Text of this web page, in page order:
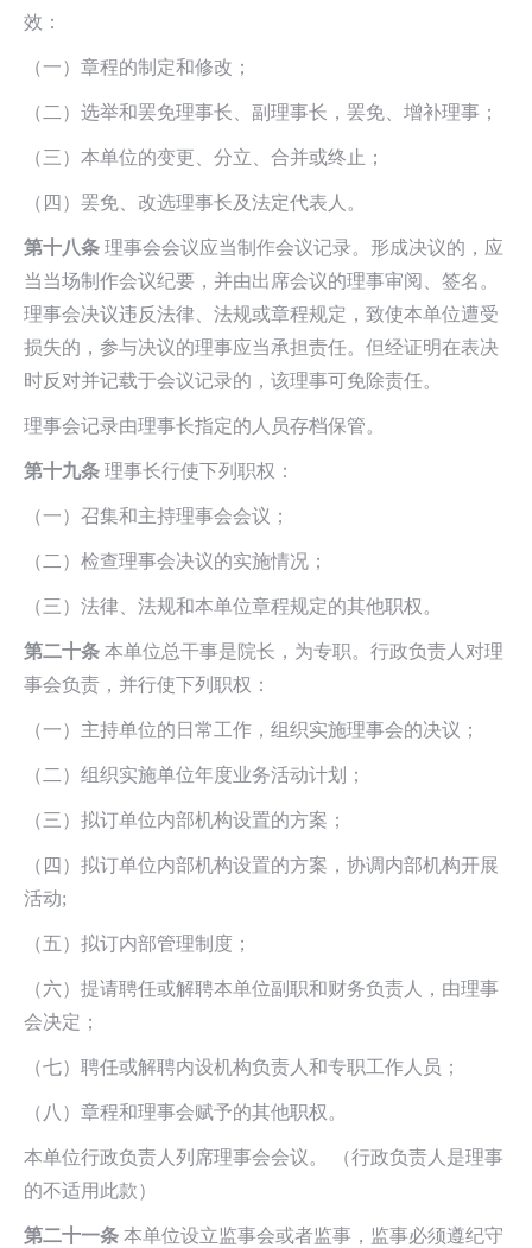
效：
（一）章程的制定和修改；
（二）选举和罢免理事长、副理事长，罢免、增补理事；
（三）本单位的变更、分立、合并或终止；
（四）罢免、改选理事长及法定代表人。
第十八条 理事会会议应当制作会议记录。形成决议的，应
当当场制作会议纪要，并由出席会议的理事审阅、签名。
理事会决议违反法律、法规或章程规定，致使本单位遭受
损失的，参与决议的理事应当承担责任。但经证明在表决
时反对并记载于会议记录的，该理事可免除责任。
理事会记录由理事长指定的人员存档保管。
第十九条 理事长行使下列职权：
（一）召集和主持理事会会议；
（二）检查理事会决议的实施情况；
（三）法律、法规和本单位章程规定的其他职权。
第二十条 本单位总干事是院长，为专职。行政负责人对理
事会负责，并行使下列职权：
（一）主持单位的日常工作，组织实施理事会的决议；
（二）组织实施单位年度业务活动计划；
（三）拟订单位内部机构设置的方案；
（四）拟订单位内部机构设置的方案，协调内部机构开展
活动;
（五）拟订内部管理制度；
（六）提请聘任或解聘本单位副职和财务负责人，由理事
会决定；
（七）聘任或解聘内设机构负责人和专职工作人员；
（八）章程和理事会赋予的其他职权。
本单位行政负责人列席理事会会议。 （行政负责人是理事
的不适用此款）
第二十一条 本单位设立监事会或者监事，监事必须遵纪守